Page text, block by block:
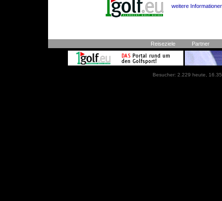
weitere
Reiseziele Partner
Besucher: 2.229 heute,